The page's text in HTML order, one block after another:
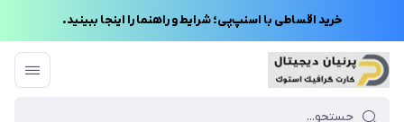
خرید اقساطی با اسنپ‌پی؛ شرایط و راهنما را اینجا ببینید.